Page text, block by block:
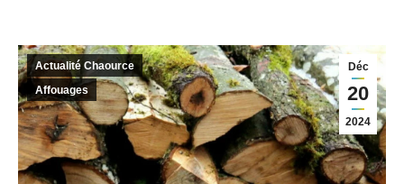
Déc
20
2024
Actualité Chaource
Affouages